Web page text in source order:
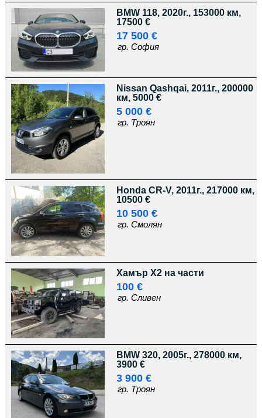
BMW 118, 2020г., 153000 км,
17500 €
17 500 €
гр. София
Nissan Qashqai, 2011г., 200000
км, 5000 €
5 000 €
гр. Троян
Honda CR-V, 2011г., 217000 км,
10500 €
10 500 €
гр. Смолян
Хамър Х2 на части
100 €
гр. Сливен
BMW 320, 2005г., 278000 км,
3900 €
3 900 €
гр. Троян